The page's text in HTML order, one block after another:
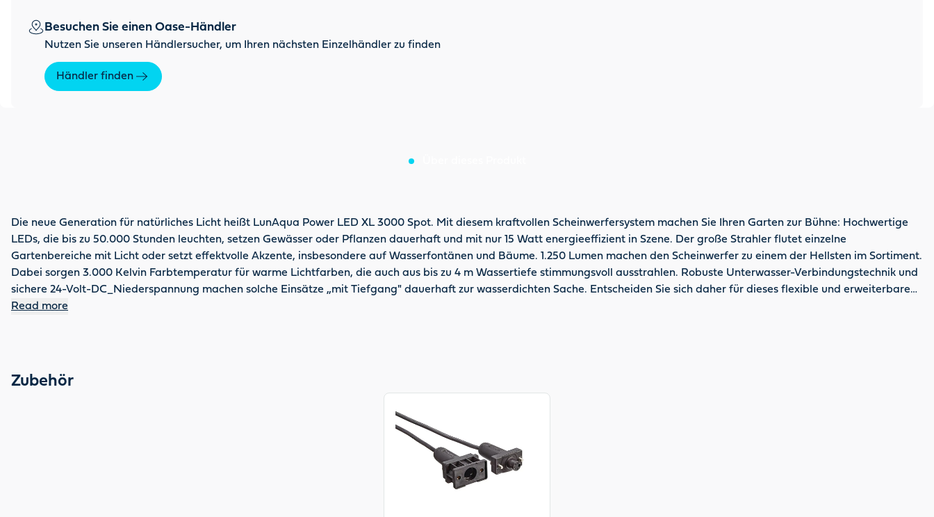
Besuchen Sie einen Oase-Händler
Nutzen Sie unseren Händlersucher, um Ihren nächsten Einzelhändler zu finden
Händler finden
Die neue Generation für natürliches Licht heißt LunAqua Power LED XL 3000 Spot. Mit diesem kraftvollen Scheinwerfersystem machen Sie Ihren Garten zur Bühne: Hochwertige
LEDs, die bis zu 50.000 Stunden leuchten, setzen Gewässer oder Pflanzen dauerhaft und mit nur 15 Watt energieeffizient in Szene. Der große Strahler flutet einzelne
Gartenbereiche mit Licht oder setzt effektvolle Akzente, insbesondere auf Wasserfontänen und Bäume. 1.250 Lumen machen den Scheinwerfer zu einem der Hellsten im Sortiment.
Dabei sorgen 3.000 Kelvin Farbtemperatur für warme Lichtfarben, die auch aus bis zu 4 m Wassertiefe stimmungsvoll ausstrahlen. Robuste Unterwasser-Verbindungstechnik und
sichere 24-Volt-DC_Niederspannung machen solche Einsätze „mit Tiefgang" dauerhaft zur wasserdichten Sache. Entscheiden Sie sich daher für dieses flexible und erweiterbare
System, das Ihnen immer die Wahl lässt: über oder unter Wasser montiert werden kann und mit 15° Ausstrahlwinkel Lichtideen individuell umsetzt.
Read more
Zubehör